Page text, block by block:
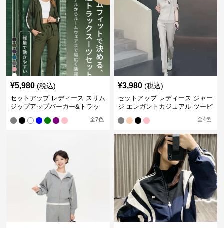
¥5,980 (税込)
セットアップ レディース スリム
ジップアップパーカー&トラッ
全7色
¥3,980 (税込)
セットアップ レディース ジャー
ジ エレガントカジュアル ツーピ
全4色